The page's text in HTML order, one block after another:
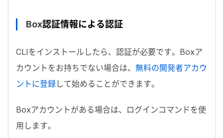
Box認証情報による認証
CLIをインストールしたら、認証が必要です。 Boxア
カウントをお持ちでない場合は、 無料の開発者アカウ
ントに登録して始めることができます。
Boxアカウントがある場合は、ログインコマンドを使
用します。